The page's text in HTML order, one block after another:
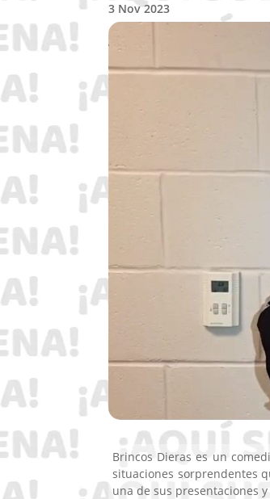
3 Nov 2023
Brincos Dieras es un
situaciones sorprendentes
una de sus presentaciones